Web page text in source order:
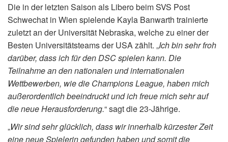
Die in der letzten Saison als Libero beim SVS Post
Schwechat in Wien spielende Kayla Banwarth trainierte
zuletzt an der Universität Nebraska, welche zu einer der
Besten Universitätsteams der USA zählt. „Ich bin sehr froh
darüber, dass ich für den DSC spielen kann. Die
Teilnahme an den nationalen und internationalen
Wettbewerben, wie die Champions League, haben mich
außerordentlich beeindruckt und ich freue mich sehr auf
die neue Herausforderung.“ sagt die 23-Jährige.
„Wir sind sehr glücklich, dass wir innerhalb kürzester Zeit
eine neue Spielerin gefunden haben und somit die